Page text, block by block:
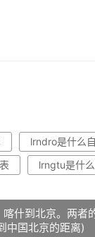
lrndro是什么
lrngtu是什
喀什到北京。两者
中国北京的距离)